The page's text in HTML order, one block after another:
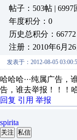
帖子：503帖 | 6997
年度积分：0
历史总积分：66772
注册：2010年6月26
发表于：2012-08-05
哈哈哈···纯属广告，
告，谁去举报！！！
回复 引用 举报
spirita
关注 私信